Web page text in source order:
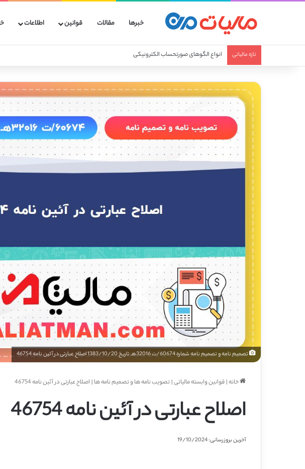
خبرها مقالات قوانین اطلاعات
تازه مالیاتی انواع الگوهای صورتحساب الکترونیکی
تصمیم نامه و تصمیم نامه شماره 60674/ت 32016هـ تاریخ 1383/10/20 اصلاح عبارتی در آئین نامه 46754
خانه|قوانین وابسته مالیاتی|تصویب نامه ها و تصمیم نامه ها | اصلاح عبارتی در آئین نامه 46754
اصلاح عبارتی در آئین نامه 46754
آخرین بروزرسانی: 19/10/2024